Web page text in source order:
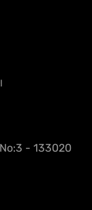
- 133020